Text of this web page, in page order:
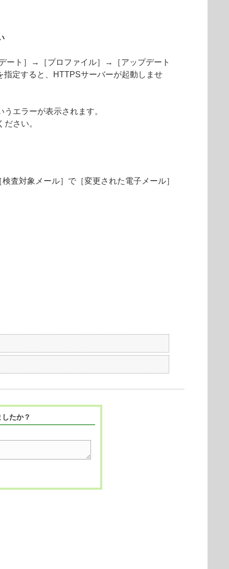
ート］→［プロファイル］→［アップデート
定すると、HTTPSサーバーが起動しませ
エラーが表示されます。
さい。
対象メール］で［変更された電子メール］
たか？